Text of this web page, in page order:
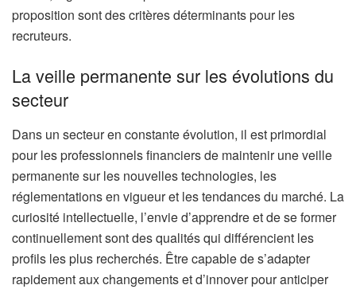
proposition sont des critères déterminants pour les
recruteurs.
La veille permanente sur les évolutions du
secteur
Dans un secteur en constante évolution, il est primordial
pour les professionnels financiers de maintenir une veille
permanente sur les nouvelles technologies, les
réglementations en vigueur et les tendances du marché. La
curiosité intellectuelle, l’envie d’apprendre et de se former
continuellement sont des qualités qui différencient les
profils les plus recherchés. Être capable de s’adapter
rapidement aux changements et d’innover pour anticiper